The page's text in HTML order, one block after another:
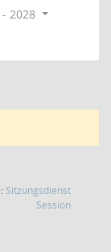
2028
Sitzungsdienst
Session(Wird in